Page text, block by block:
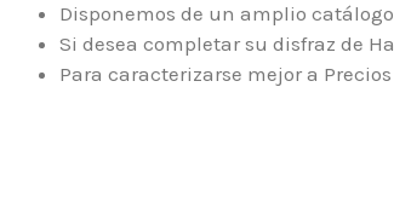
Disponemos de un amplio
Si desea completar su disfraz de
Para caracterizarse mejor a